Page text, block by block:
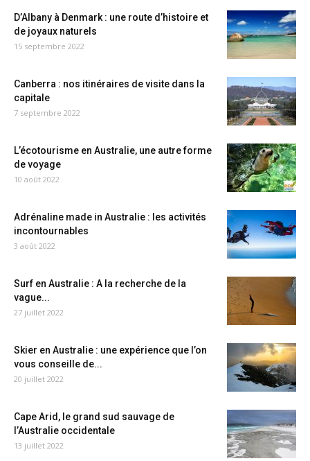
D’Albany à Denmark : une route d’histoire et
de joyaux naturels
15 septembre 2022
Canberra : nos itinéraires de visite dans la
capitale
7 septembre 2022
L’écotourisme en Australie, une autre forme
de voyage
10 août 2022
Adrénaline made in Australie : les activités
incontournables
3 août 2022
Surf en Australie : A la recherche de la
vague...
27 juillet 2022
Skier en Australie : une expérience que l’on
vous conseille de...
20 juillet 2022
Cape Arid, le grand sud sauvage de
l’Australie occidentale
13 juillet 2022